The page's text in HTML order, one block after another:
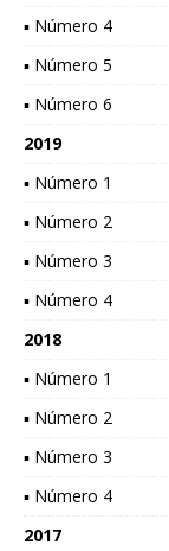
▪ Número 4
▪ Número 5
▪ Número 6
2019
▪ Número 1
▪ Número 2
▪ Número 3
▪ Número 4
2018
▪ Número 1
▪ Número 2
▪ Número 3
▪ Número 4
2017